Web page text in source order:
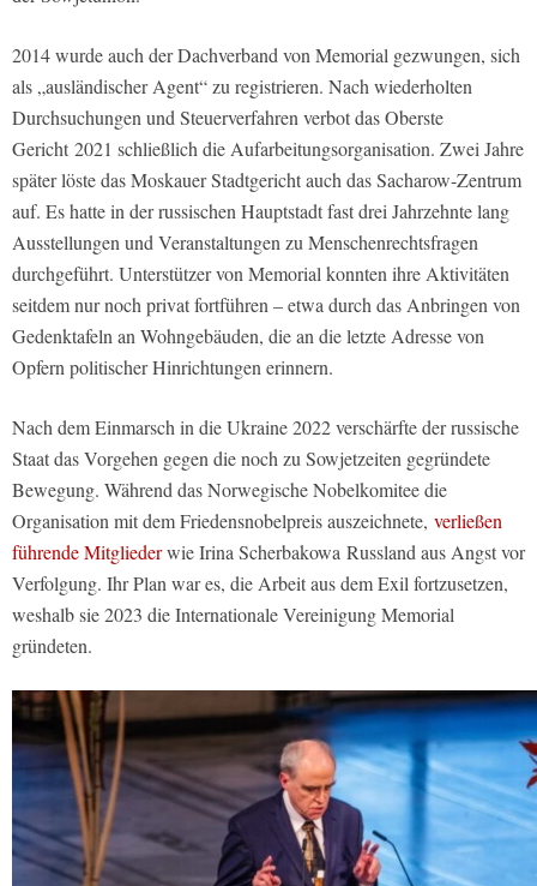
2014 wurde auch der Dachverband von Memorial gezwungen, sich
als „ausländischer Agent“ zu registrieren. Nach wiederholten
Durchsuchungen und Steuerverfahren verbot das Oberste
Gericht 2021 schließlich die Aufarbeitungsorganisation. Zwei Jahre
später löste das Moskauer Stadtgericht auch das Sacharow-Zentrum
auf. Es hatte in der russischen Hauptstadt fast drei Jahrzehnte lang
Ausstellungen und Veranstaltungen zu Menschenrechtsfragen
durchgeführt. Unterstützer von Memorial konnten ihre Aktivitäten
seitdem nur noch privat fortführen – etwa durch das Anbringen von
Gedenktafeln an Wohngebäuden, die an die letzte Adresse von
Opfern politischer Hinrichtungen erinnern.
Nach dem Einmarsch in die Ukraine 2022 verschärfte der russische
Staat das Vorgehen gegen die noch zu Sowjetzeiten gegründete
Bewegung. Während das Norwegische Nobelkomitee die
Organisation mit dem Friedensnobelpreis auszeichnete, verließen
führende Mitgliederwie Irina Scherbakowa Russland aus Angst vor
Verfolgung. Ihr Plan war es, die Arbeit aus dem Exil fortzusetzen,
weshalb sie 2023 die Internationale Vereinigung Memorial
gründeten.